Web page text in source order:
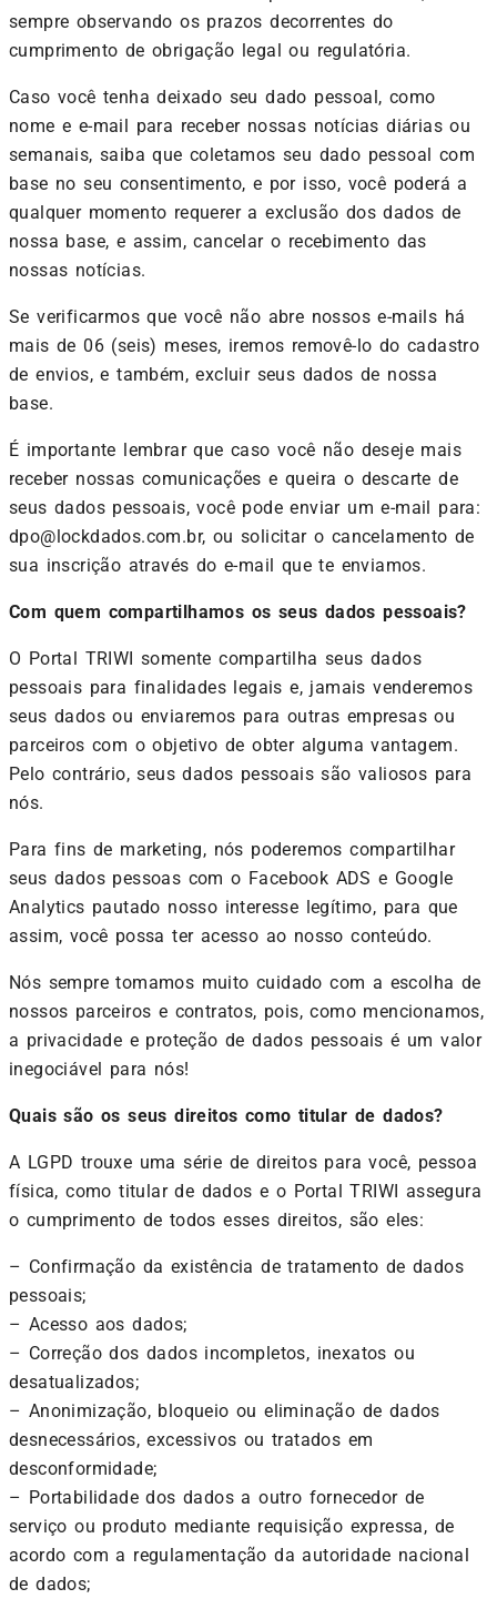
sempre observando os prazos decorrentes do
cumprimento de obrigação legal ou regulatória.
Caso você tenha deixado seu dado pessoal, como
nome e e-mail para receber nossas notícias diárias ou
semanais, saiba que coletamos seu dado pessoal com
base no seu consentimento, e por isso, você poderá a
qualquer momento requerer a exclusão dos dados de
nossa base, e assim, cancelar o recebimento das
nossas notícias.
Se verificarmos que você não abre nossos e-mails há
mais de 06 (seis) meses, iremos removê-lo do cadastro
de envios, e também, excluir seus dados de nossa
base.
É importante lembrar que caso você não deseje mais
receber nossas comunicações e queira o descarte de
seus dados pessoais, você pode enviar um e-mail para:
dpo@lockdados.com.br, ou solicitar o cancelamento de
sua inscrição através do e-mail que te enviamos.
Com quem compartilhamos os seus dados pessoais?
O Portal TRIWI somente compartilha seus dados
pessoais para finalidades legais e, jamais venderemos
seus dados ou enviaremos para outras empresas ou
parceiros com o objetivo de obter alguma vantagem.
Pelo contrário, seus dados pessoais são valiosos para
nós.
Para fins de marketing, nós poderemos compartilhar
seus dados pessoas com o Facebook ADS e Google
Analytics pautado nosso interesse legítimo, para que
assim, você possa ter acesso ao nosso conteúdo.
Nós sempre tomamos muito cuidado com a escolha de
nossos parceiros e contratos, pois, como mencionamos,
a privacidade e proteção de dados pessoais é um valor
inegociável para nós!
Quais são os seus direitos como titular de dados?
A LGPD trouxe uma série de direitos para você, pessoa
física, como titular de dados e o Portal TRIWI assegura
o cumprimento de todos esses direitos, são eles:
– Confirmação da existência de tratamento de dados
pessoais;
– Acesso aos dados;
– Correção dos dados incompletos, inexatos ou
desatualizados;
– Anonimização, bloqueio ou eliminação de dados
desnecessários, excessivos ou tratados em
desconformidade;
– Portabilidade dos dados a outro fornecedor de
serviço ou produto mediante requisição expressa, de
acordo com a regulamentação da autoridade nacional
de dados;